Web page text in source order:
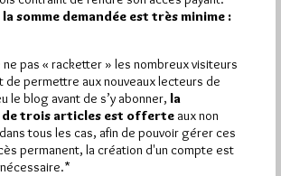
Newsletters - RSS
la somme demandée est très minime :
ne pas « racketter » les nombreux visiteurs
de permettre aux nouveaux lecteurs de
le blog avant de s’y abonner, la
trois articles est offerte aux non
tous les cas, afin de pouvoir gérer ces
permanent, la création d'un compte est